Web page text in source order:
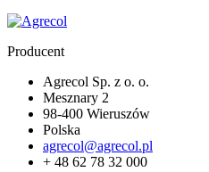
Producent
Agrecol Sp. z o. o.
Mesznary 2
98-400 Wieruszów
Polska
agrecol@agrecol.pl
+ 48 62 78 32 000